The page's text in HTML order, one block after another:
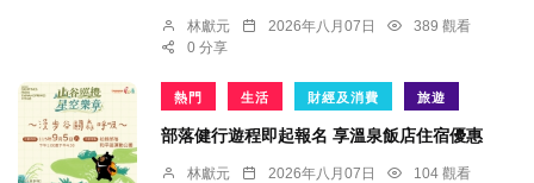
林獻元 2026年八月07日
389 觀看
0 分享
熱門 生活 財經及消費 旅遊
部落健行遊程即起報名 享溫泉飯店住宿優惠
林獻元 2026年八月07日
104 觀看